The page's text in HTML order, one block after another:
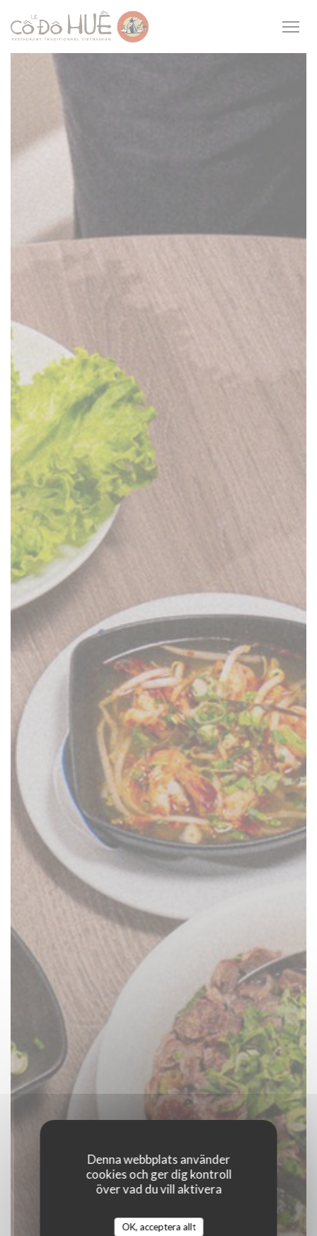
Cookie- hanteringspanel
Denna webbplats använder
cookies och ger dig kontroll
över vad du vill aktivera
OK, acceptera allt
LE CO DO HUE
|LILLE